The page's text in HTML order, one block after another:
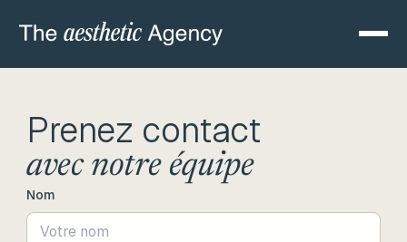
Prenez contact
avec notre équipe
Nom